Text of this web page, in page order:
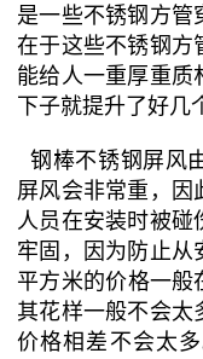
是一些不锈钢方管
在于这些不锈钢方
能给人一重厚重质
下子就提升了好几
钢棒不锈钢屏风
屏风会非常重，因
人员在安装时被碰
牢固，因为防止从
平方米的价格一般
其花样一般不会太
价格相差不会太